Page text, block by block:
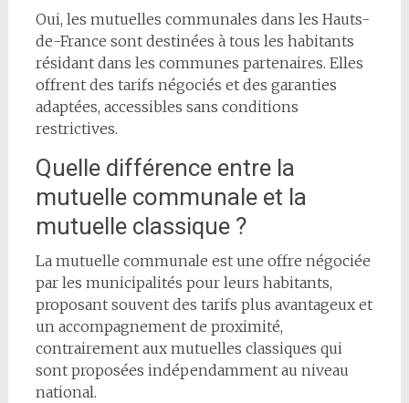
Oui, les mutuelles communales dans les Hauts-
de-France sont destinées à tous les habitants
résidant dans les communes partenaires. Elles
offrent des tarifs négociés et des garanties
adaptées, accessibles sans conditions
restrictives.
Quelle différence entre la
mutuelle communale et la
mutuelle classique ?
La mutuelle communale est une offre négociée
par les municipalités pour leurs habitants,
proposant souvent des tarifs plus avantageux et
un accompagnement de proximité,
contrairement aux mutuelles classiques qui
sont proposées indépendamment au niveau
national.